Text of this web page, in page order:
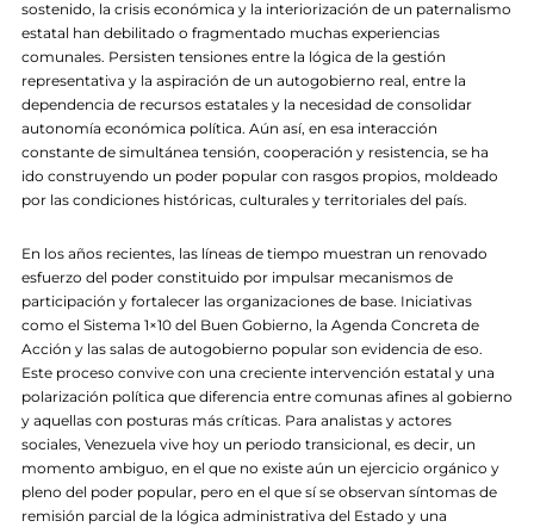
sostenido, la crisis económica y la interiorización de un paternalismo
estatal han debilitado o fragmentado muchas experiencias
comunales. Persisten tensiones entre la lógica de la gestión
representativa y la aspiración de un autogobierno real, entre la
dependencia de recursos estatales y la necesidad de consolidar
autonomía económica política. Aún así, en esa interacción
constante de simultánea tensión, cooperación y resistencia, se ha
ido construyendo un poder popular con rasgos propios, moldeado
por las condiciones históricas, culturales y territoriales del país.
En los años recientes, las líneas de tiempo muestran un renovado
esfuerzo del poder constituido por impulsar mecanismos de
participación y fortalecer las organizaciones de base. Iniciativas
como el Sistema 1×10 del Buen Gobierno, la Agenda Concreta de
Acción y las salas de autogobierno popular son evidencia de eso.
Este proceso convive con una creciente intervención estatal y una
polarización política que diferencia entre comunas afines al gobierno
y aquellas con posturas más críticas. Para analistas y actores
sociales, Venezuela vive hoy un periodo transicional, es decir, un
momento ambiguo, en el que no existe aún un ejercicio orgánico y
pleno del poder popular, pero en el que sí se observan síntomas de
remisión parcial de la lógica administrativa del Estado y una